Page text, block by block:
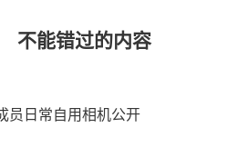
不能错过的内容